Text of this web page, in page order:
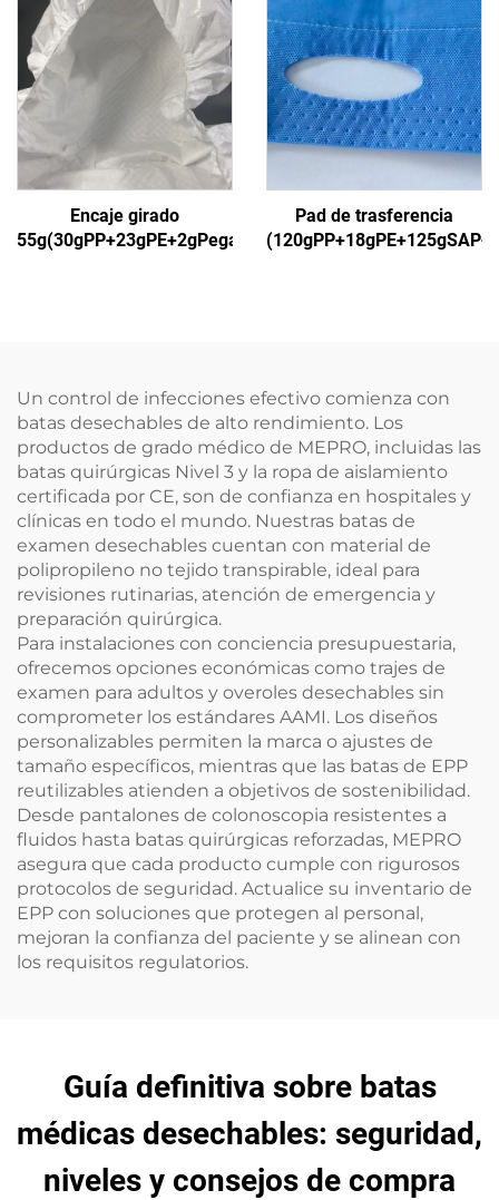
Encaje girado
55g(30gPP+23gPE+2gPegamento)1
Pad de trasferencia
Un control de infecciones efectivo comienza con
batas desechables de alto rendimiento. Los
productos de grado médico de MEPRO, incluidas las
batas quirúrgicas Nivel 3 y la ropa de aislamiento
certificada por CE, son de confianza en hospitales y
clínicas en todo el mundo. Nuestras batas de
examen desechables cuentan con material de
polipropileno no tejido transpirable, ideal para
revisiones rutinarias, atención de emergencia y
preparación quirúrgica.
Para instalaciones con conciencia presupuestaria,
ofrecemos opciones económicas como trajes de
examen para adultos y overoles desechables sin
comprometer los estándares AAMI. Los diseños
personalizables permiten la marca o ajustes de
tamaño específicos, mientras que las batas de EPP
reutilizables atienden a objetivos de sostenibilidad.
Desde pantalones de colonoscopia resistentes a
fluidos hasta batas quirúrgicas reforzadas, MEPRO
asegura que cada producto cumple con rigurosos
protocolos de seguridad. Actualice su inventario de
EPP con soluciones que protegen al personal,
mejoran la confianza del paciente y se alinean con
los requisitos regulatorios.
Guía definitiva sobre batas
médicas desechables: seguridad,
niveles y consejos de compra